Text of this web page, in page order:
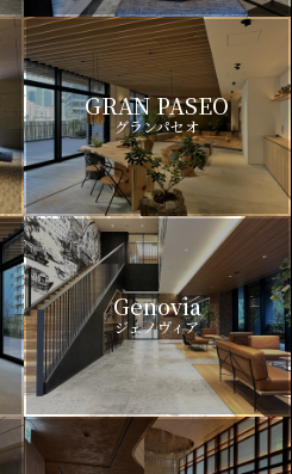
GRAN PASEO
グランパセオ
Genovia
ジェノヴィア